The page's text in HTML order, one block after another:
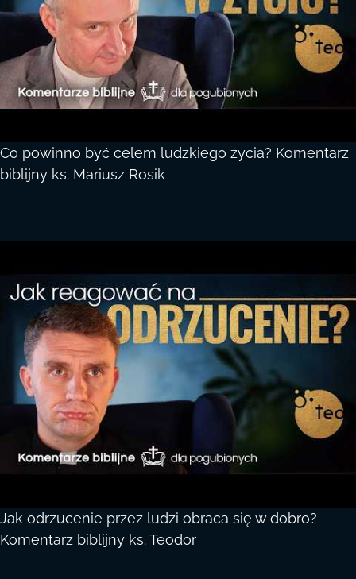
Co powinno być celem ludzkiego życia? Komentarz
biblijny ks. Mariusz Rosik
Jak odrzucenie przez ludzi obraca się w dobro?
Komentarz biblijny ks. Teodor